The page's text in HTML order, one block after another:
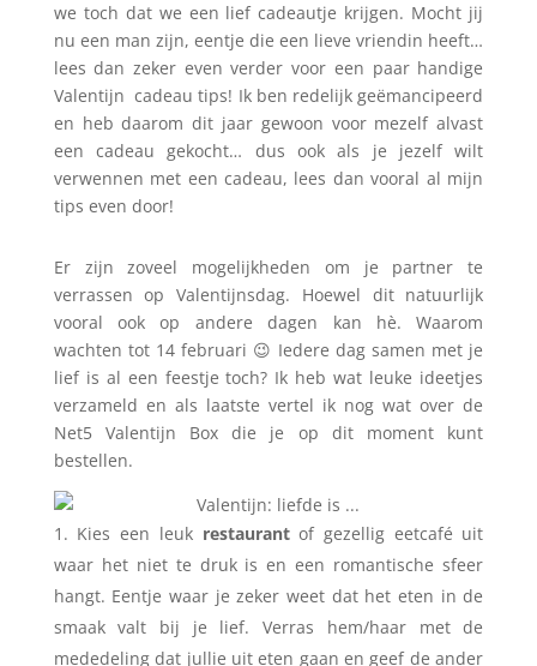
we toch dat we een lief cadeautje krijgen. Mocht jij
nu een man zijn, eentje die een lieve vriendin heeft…
lees dan zeker even verder voor een paar handige
Valentijn cadeau tips! Ik ben redelijk geëmancipeerd
en heb daarom dit jaar gewoon voor mezelf alvast
een cadeau gekocht… dus ook als je jezelf wilt
verwennen met een cadeau, lees dan vooral al mijn
tips even door!
Er zijn zoveel mogelijkheden om je partner te
verrassen op Valentijnsdag. Hoewel dit natuurlijk
vooral ook op andere dagen kan hè. Waarom
wachten tot 14 februari 😉 Iedere dag samen met je
lief is al een feestje toch? Ik heb wat leuke ideetjes
verzameld en als laatste vertel ik nog wat over de
Net5 Valentijn Box die je op dit moment kunt
bestellen.
Kies een leuk restaurantof gezellig eetcafé uit
waar het niet te druk is en een romantische sfeer
hangt. Eentje waar je zeker weet dat het eten in de
smaak valt bij je lief. Verras hem/haar met de
mededeling dat jullie uit eten gaan en geef de ander